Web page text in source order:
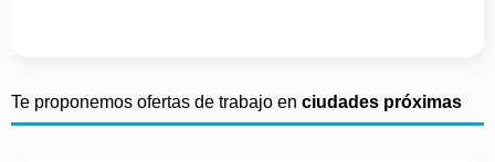
Te proponemos ofertas de trabajo en ciudades próximas